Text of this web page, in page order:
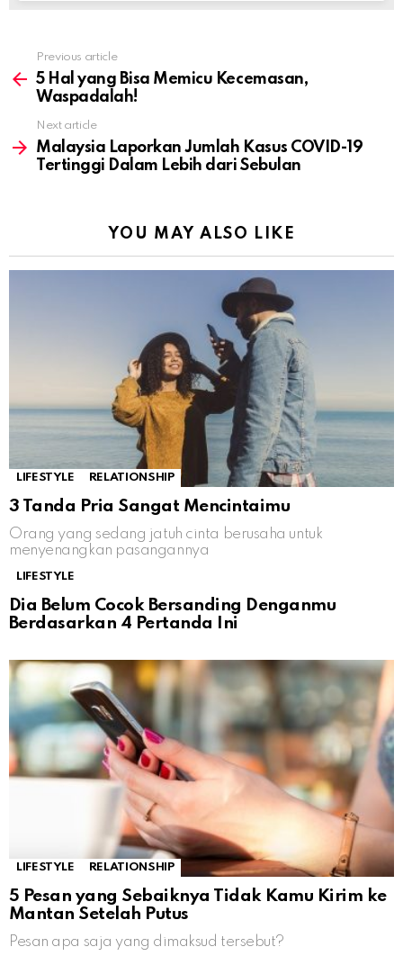
more
Previous article
5 Hal yang Bisa Memicu Kecemasan,
Waspadalah!
Next article
Malaysia Laporkan Jumlah Kasus COVID-19
Tertinggi Dalam Lebih dari Sebulan
YOU MAY ALSO LIKE
LIFESTYLE RELATIONSHIP
3 Tanda Pria Sangat Mencintaimu
Orang yang sedang jatuh cinta berusaha untuk
menyenangkan pasangannya
LIFESTYLE
Dia Belum Cocok Bersanding Denganmu
Berdasarkan 4 Pertanda Ini
LIFESTYLE RELATIONSHIP
5 Pesan yang Sebaiknya Tidak Kamu Kirim ke
Mantan Setelah Putus
Pesan apa saja yang dimaksud tersebut?